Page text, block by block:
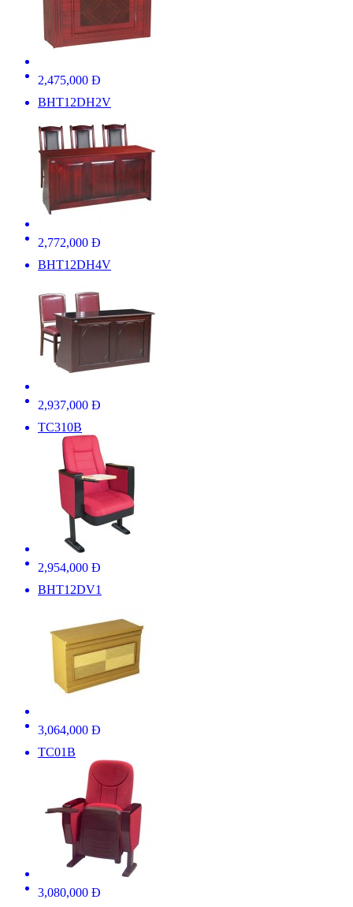
2,475,000 Đ
BHT12DH2V
2,772,000 Đ
BHT12DH4V
2,937,000 Đ
TC310B
2,954,000 Đ
BHT12DV1
3,064,000 Đ
TC01B
3,080,000 Đ